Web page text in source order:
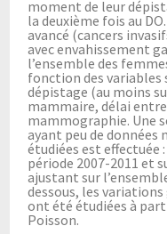
moment de leur
la deuxième fois au
avancé (cancers
avec envahissement
l’ensemble des
fonction des variables
dépistage (au moins
mammaire, délai
mammographie. Une
ayant peu de données
étudiées est effectuée
période 2007-2011 et
ajustant sur
dessous, les
ont été étudiées à
Poisson.